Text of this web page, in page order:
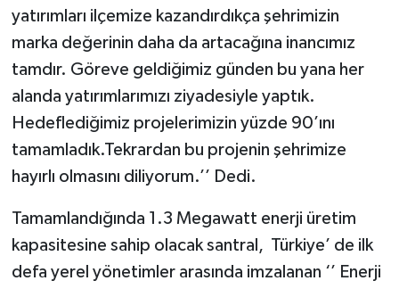
yatırımları ilçemize kazandırdıkça şehrimizin
marka değerinin daha da artacağına inancımız
tamdır. Göreve geldiğimiz günden bu yana her
alanda yatırımlarımızı ziyadesiyle yaptık.
Hedeflediğimiz projelerimizin yüzde 90’ını
tamamladık.Tekrardan bu projenin şehrimize
hayırlı olmasını diliyorum.’’ Dedi.
Tamamlandığında 1.3 Megawatt enerji üretim
kapasitesine sahip olacak santral, Türkiye’ de ilk
defa yerel yönetimler arasında imzalanan ‘’ Enerji